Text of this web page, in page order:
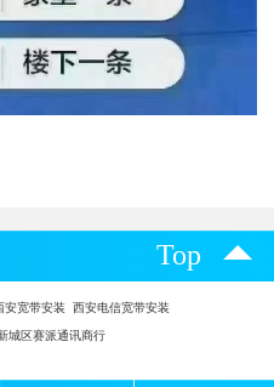
Top
安宽带安装 西安电信宽带安装
城区赛派通讯商行